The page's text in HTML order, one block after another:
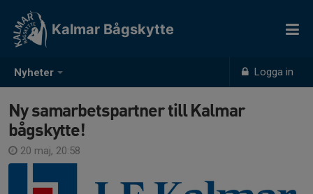
Nyheter Logga in
Kalmar Bågskytte
Ny samarbetspartner till Kalmar
bågskytte!
20 maj, 20:58